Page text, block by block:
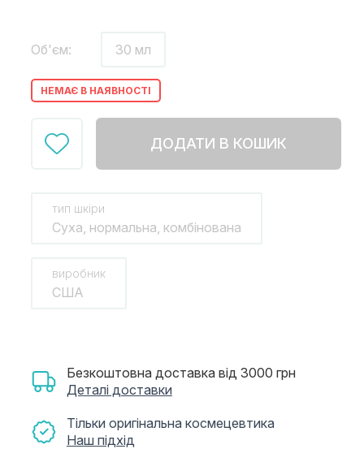
Об'єм: 30 мл
НЕМАЄ В НАЯВНОСТІ
ДОДАТИ В КОШИК
тип шкіри
Суха, нормальна, комбінована
виробник
США
Безкоштовна доставка від 3000 грн
Деталі доставки
Тільки оригінальна космецевтика
Наш підхід